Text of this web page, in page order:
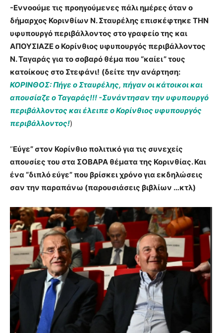
-Εννοούμε τις προηγούμενες πάλι ημέρες όταν ο
δήμαρχος Κορινθίων Ν. Σταυρέλης επισκέφτηκε ΤΗΝ
υφυπουργό περιβάλλοντος στο γραφείο της και
ΑΠΟΥΣΙΑΖΕ ο Κορίνθιος υφυπουργός περιβάλλοντος
Ν. Ταγαράς για το σοβαρό θέμα που “καίει” τους
κατοίκους στο Στεφάνι! (δείτε την ανάρτηση:
ΚΟΡΙΝΘΟΣ: Πήγε ο Σταυρέλης, πήγαν οι κάτοικοι και
απουσίαζε ο Ταγαράς!!! -Συνάντησαν την υφυπουργό
περιβάλλοντος και έλειπε ο Κορίνθιος υφυπουργός
περιβάλλοντος!)
“Εύγε” στον Κορίνθιο πολιτικό για τις συνεχείς
απουσίες του στα ΣΟΒΑΡΑ θέματα της Κορινθίας. Και
ένα “διπλό εύγε” που βρίσκει χρόνο για εκδηλώσεις
σαν την παραπάνω (παρουσιάσεις βιβλίων …κτλ)